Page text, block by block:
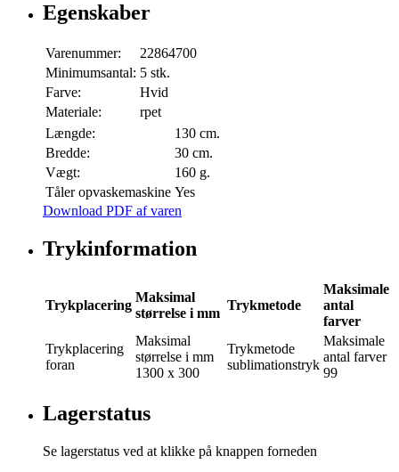
Egenskaber
Varenummer:
22864700
Minimumsantal: 5 stk.
Farve:
Hvid
Materiale:
rpet
Længde:
130 cm.
Bredde:
30 cm.
Vægt:
160 g.
Tåler opvaskemaskine Yes
Download PDF af varen
Trykinformation
Trykplacering
Maksimal
størrelse i mm
Trykmetode
Maksimale
antal
farver
Trykplacering
foran
Maksimal
størrelse i mm
1300 x 300
Trykmetode
sublimationstryk
Maksimale
antal farver
99
Lagerstatus
Se lagerstatus ved at klikke på knappen forneden